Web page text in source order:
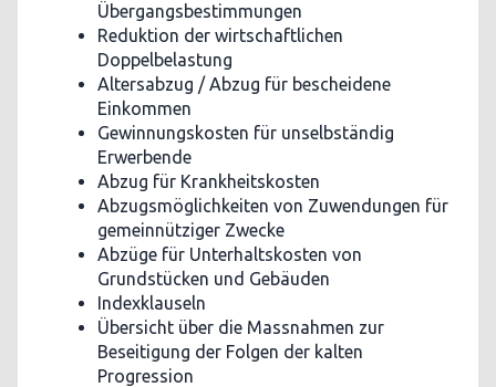
Übergangsbestimmungen
Reduktion der wirtschaftlichen
Doppelbelastung
Altersabzug / Abzug für bescheidene
Einkommen
Gewinnungskosten für unselbständig
Erwerbende
Abzug für Krankheitskosten
Abzugsmöglichkeiten von Zuwendungen für
gemeinnütziger Zwecke
Abzüge für Unterhaltskosten von
Grundstücken und Gebäuden
Indexklauseln
Übersicht über die Massnahmen zur
Beseitigung der Folgen der kalten
Progression